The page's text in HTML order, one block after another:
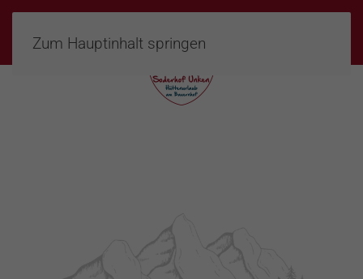
Zum Hauptinhalt springen